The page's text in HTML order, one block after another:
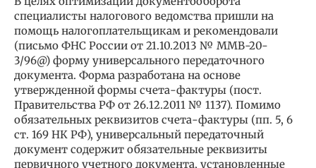
специалисты налогового ведомства пришли на
помощь налогоплательщикам и рекомендовали
(письмо ФНС России от 21.10.2013 № ММВ-20-
3/96@) форму универсального передаточного
документа. Форма разработана на основе
утвержденной формы счета-фактуры (пост.
Правительства РФ от 26.12.2011 № 1137). Помимо
обязательных реквизитов счета-фактуры (пп. 5, 6
ст. 169 НК РФ), универсальный передаточный
документ содержит обязательные реквизиты
первичного учетного документа, установленные